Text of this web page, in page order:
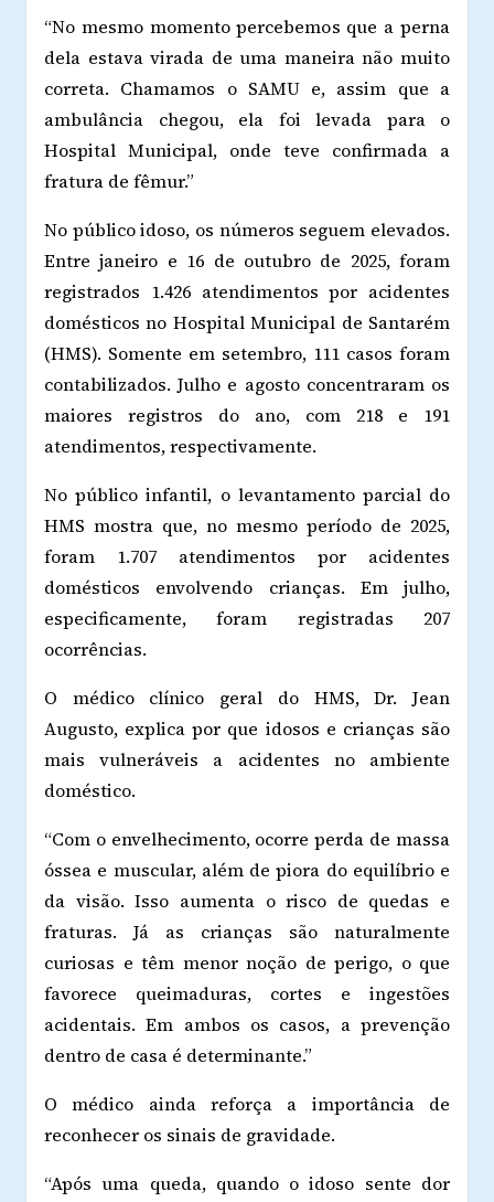
“No mesmo momento percebemos que a perna
dela estava virada de uma maneira não muito
correta. Chamamos o SAMU e, assim que a
ambulância chegou, ela foi levada para o
Hospital Municipal, onde teve confirmada a
fratura de fêmur.”
No público idoso, os números seguem elevados.
Entre janeiro e 16 de outubro de 2025, foram
registrados 1.426 atendimentos por acidentes
domésticos no Hospital Municipal de Santarém
(HMS). Somente em setembro, 111 casos foram
contabilizados. Julho e agosto concentraram os
maiores registros do ano, com 218 e 191
atendimentos, respectivamente.
No público infantil, o levantamento parcial do
HMS mostra que, no mesmo período de 2025,
foram 1.707 atendimentos por acidentes
domésticos envolvendo crianças. Em julho,
especificamente, foram registradas 207
ocorrências.
O médico clínico geral do HMS, Dr. Jean
Augusto, explica por que idosos e crianças são
mais vulneráveis a acidentes no ambiente
doméstico.
“Com o envelhecimento, ocorre perda de massa
óssea e muscular, além de piora do equilíbrio e
da visão. Isso aumenta o risco de quedas e
fraturas. Já as crianças são naturalmente
curiosas e têm menor noção de perigo, o que
favorece queimaduras, cortes e ingestões
acidentais. Em ambos os casos, a prevenção
dentro de casa é determinante.”
O médico ainda reforça a importância de
reconhecer os sinais de gravidade.
“Após uma queda, quando o idoso sente dor